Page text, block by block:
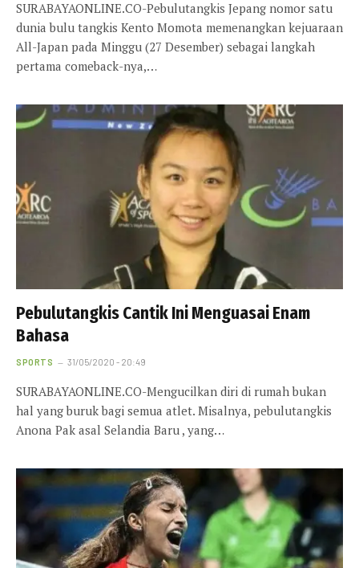
SURABAYAONLINE.CO-Pebulutangkis Jepang nomor satu
dunia bulu tangkis Kento Momota memenangkan kejuaraan
All-Japan pada Minggu (27 Desember) sebagai langkah
pertama comeback-nya,…
Pebulutangkis Cantik Ini Menguasai Enam
Bahasa
SPORTS 31/05/2020 - 20:49
SURABAYAONLINE.CO-Mengucilkan diri di rumah bukan
hal yang buruk bagi semua atlet. Misalnya, pebulutangkis
Anona Pak asal Selandia Baru , yang…